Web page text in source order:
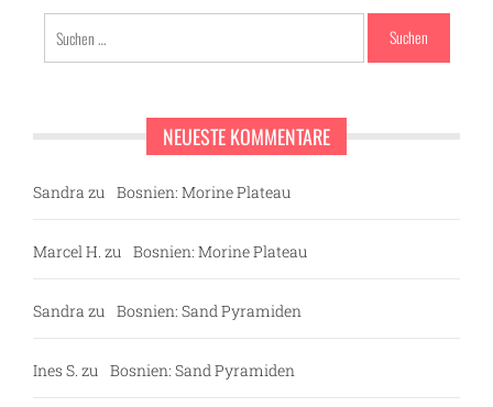
nach:
NEUESTE KOMMENTARE
Sandra zu Bosnien: Morine Plateau
Marcel H. zu Bosnien: Morine Plateau
Sandra zu Bosnien: Sand Pyramiden
Ines S. zu Bosnien: Sand Pyramiden